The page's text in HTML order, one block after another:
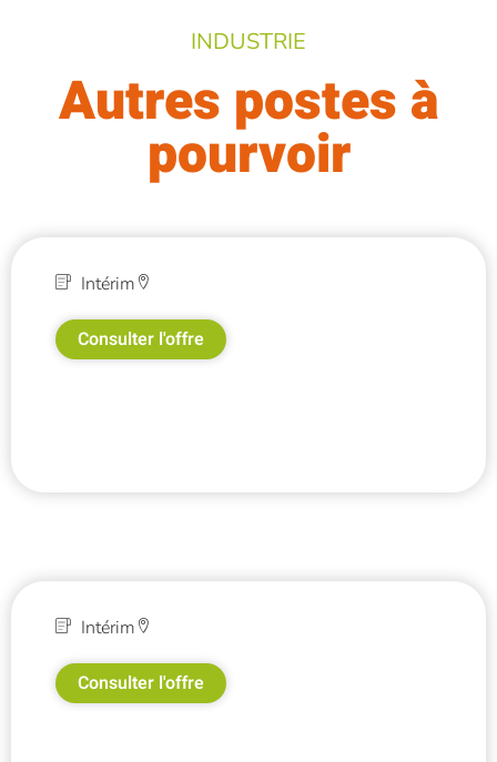
INDUSTRIE
Autres postes à
pourvoir
Intérim
Consulter l'offre
Intérim
Consulter l'offre